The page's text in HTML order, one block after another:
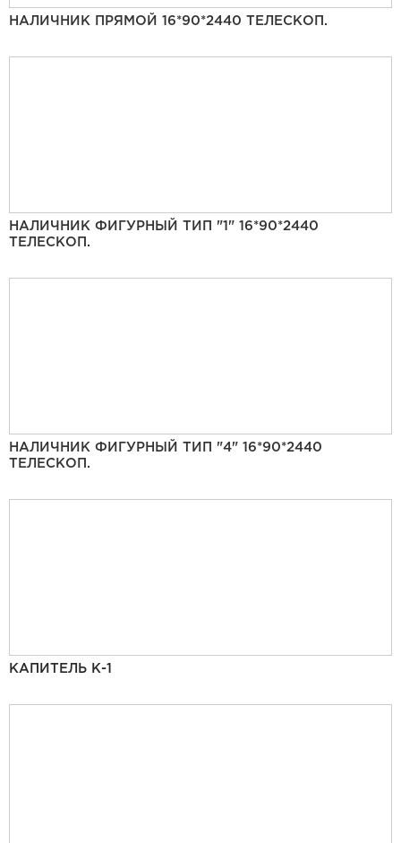
НАЛИЧНИК ПРЯМОЙ 16*90*2440 ТЕЛЕСКОП.
НАЛИЧНИК ФИГУРНЫЙ ТИП "1" 16*90*2440
ТЕЛЕСКОП.
НАЛИЧНИК ФИГУРНЫЙ ТИП "4" 16*90*2440
ТЕЛЕСКОП.
КАПИТЕЛЬ К-1